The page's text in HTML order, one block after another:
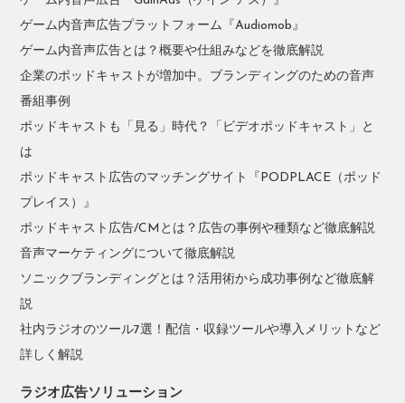
ゲーム内音声広告プラットフォーム『Audiomob』
ゲーム内音声広告とは？概要や仕組みなどを徹底解説
企業のポッドキャストが増加中。ブランディングのための音声
番組事例
ポッドキャストも「見る」時代？「ビデオポッドキャスト」と
は
ポッドキャスト広告のマッチングサイト『PODPLACE（ポッド
プレイス）』
ポッドキャスト広告/CMとは？広告の事例や種類など徹底解説
音声マーケティングについて徹底解説
ソニックブランディングとは？活用術から成功事例など徹底解
説
社内ラジオのツール7選！配信・収録ツールや導入メリットなど
詳しく解説
ラジオ広告ソリューション